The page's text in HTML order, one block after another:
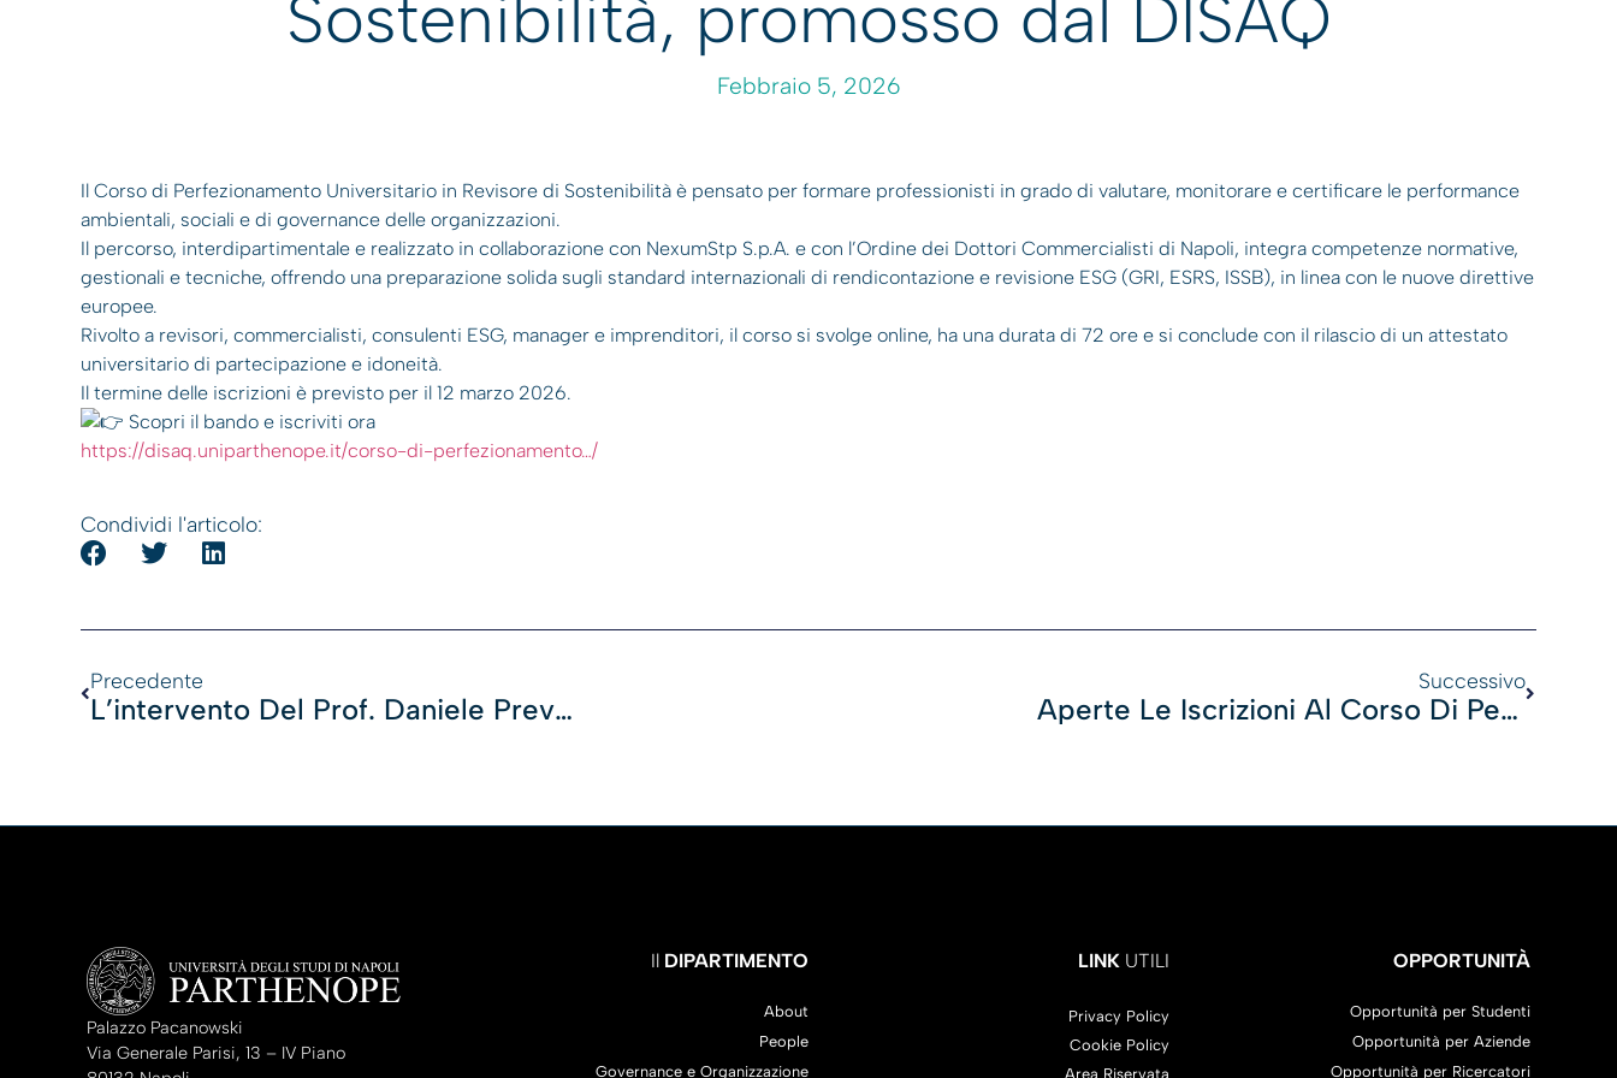
Sostenibilità, promosso dal DISAQ
Febbraio 5, 2026
Il Corso di Perfezionamento Universitario in Revisore di Sostenibilità è pensato per formare professionisti in grado di valutare, monitorare e certificare le performance
ambientali, sociali e di governance delle organizzazioni.
Il percorso, interdipartimentale e realizzato in collaborazione con NexumStp S.p.A. e con l’Ordine dei Dottori Commercialisti di Napoli, integra competenze normative,
gestionali e tecniche, offrendo una preparazione solida sugli standard internazionali di rendicontazione e revisione ESG (GRI, ESRS, ISSB), in linea con le nuove direttive
europee.
Rivolto a revisori, commercialisti, consulenti ESG, manager e imprenditori, il corso si svolge online, ha una durata di 72 ore e si conclude con il rilascio di un attestato
universitario di partecipazione e idoneità.
Il termine delle iscrizioni è previsto per il 12 marzo 2026.
Scopri il bando e iscriviti ora
https://disaq.uniparthenope.it/corso-di-perfezionamento…/
Condividi l'articolo:
Precedente
L’intervento Del Prof. Daniele Previtali In Banca D’Italia
Successivo
Aperte Le Iscrizioni Al Corso Di Perfezionamento Universitario In Scienze E Tecniche Attuariali, Promosso Dal DISAQ
Palazzo Pacanowski
Via Generale Parisi, 13 – IV Piano
Il DIPARTIMENTO
About
People
Governance e Organizzazione
LINK UTILI
Privacy Policy
Cookie Policy
Area Riservata
OPPORTUNITÀ
Opportunità per Studenti
Opportunità per Aziende
Opportunità per Ricercatori